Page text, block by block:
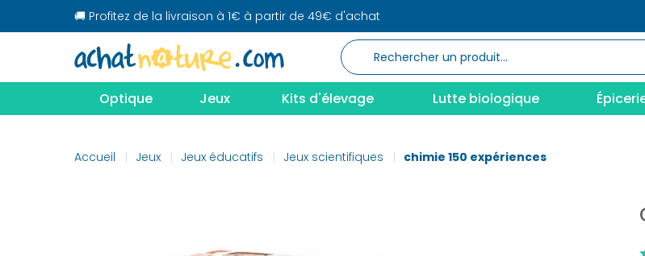
🚚 Profitez de la livraison à 1€ à partir de 49€ d'achat
Optique Jeux Kits d'élevage Lutte biologique
Accueil Jeux Jeux éducatifs Jeux scientifiques chimie 150 expériences